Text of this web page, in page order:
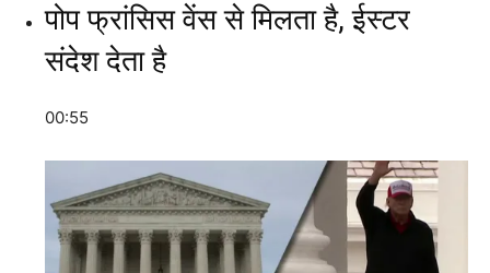
पोप फ्रांसिस वेंस से मिलता है, ईस्टर
संदेश देता है
00:55